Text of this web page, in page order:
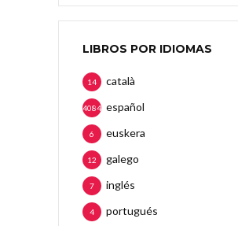
LIBROS POR IDIOMAS
català
14
español
4084
euskera
6
galego
12
inglés
7
portugués
4